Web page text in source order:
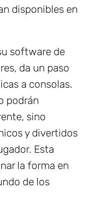
disponibles en
software de
da un paso
a consolas.
podrán
sino
y divertidos
Esta
la forma en
de los